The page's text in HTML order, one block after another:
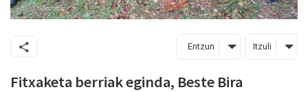
Entzun Itzuli
Fitxaketa berriak eginda, Beste Bira